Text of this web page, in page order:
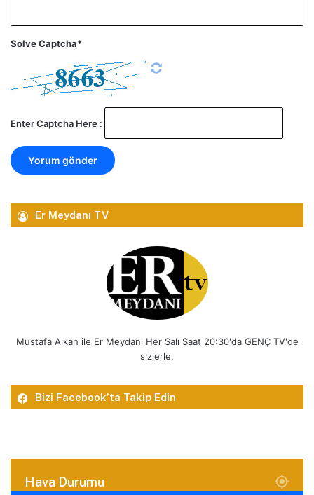
Solve Captcha*
Enter Captcha Here :
Er Meydanı TV
Mustafa Alkan ile Er Meydanı Her Salı Saat 20:30'da GENÇ TV'de
sizlerle.
Bizi Facebook’ta Takip Edin
Hava Durumu